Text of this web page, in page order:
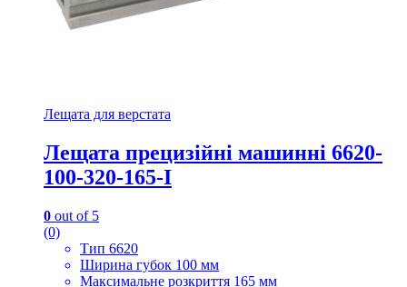
Лещата для верстата
Лещата прецизійні машинні 6620-
100-320-165-I
0 out of 5
(0)
Тип 6620
Ширина губок 100 мм
Максимальне розкриття 165 мм